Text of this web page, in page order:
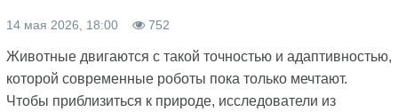
14 мая 2026, 18:00 752
Животные двигаются с такой точностью и адаптивностью,
которой современные роботы пока только мечтают.
Чтобы приблизиться к природе, исследователи из